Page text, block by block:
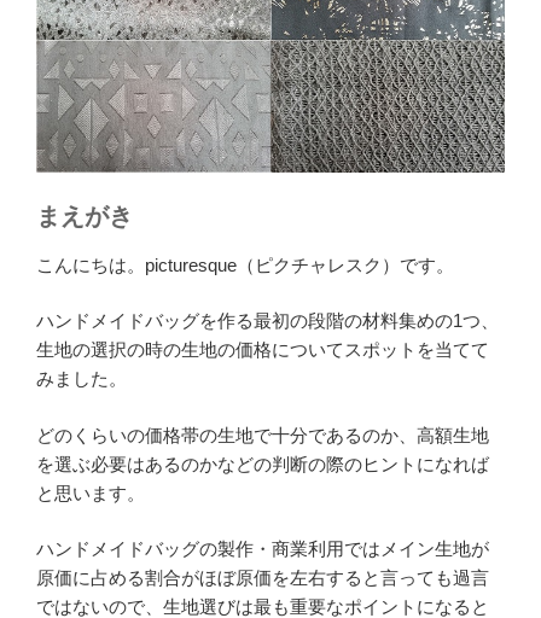
まえがき
こんにちは。picturesque（ピクチャレスク）です。
ハンドメイドバッグを作る最初の段階の材料集めの1つ、
生地の選択の時の生地の価格についてスポットを当てて
みました。
どのくらいの価格帯の生地で十分であるのか、高額生地
を選ぶ必要はあるのかなどの判断の際のヒントになれば
と思います。
ハンドメイドバッグの製作・商業利用ではメイン生地が
原価に占める割合がほぼ原価を左右すると言っても過言
ではないので、生地選びは最も重要なポイントになると